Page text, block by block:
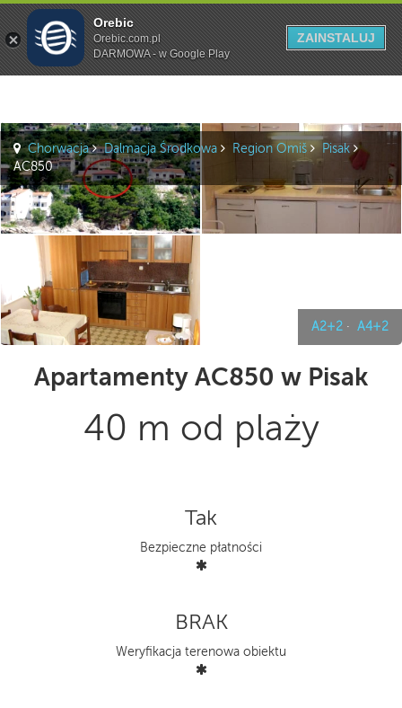
Szukaj
A2+2 · A4+2
Chorwacja Dalmacja Środkowa Region Omiš
Pisak
AC850
Apartamenty AC850 w Pisak
40 m od plaży
Tak
Bezpieczne płatności
BRAK
Weryfikacja terenowa obiektu
Orebic
Orebic.com.pl
DARMOWA - w Google Play
ZAINSTALUJ